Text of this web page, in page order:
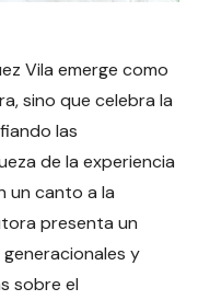
Vila emerge como
sino que celebra la
las
de la experiencia
un canto a la
presenta un
y
sobre el